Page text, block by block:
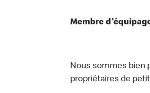
Membre
Nous sommes bien
propriétaires de